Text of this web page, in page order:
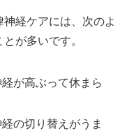
経ケアには、次のよ
が多いです。
が高ぶって休まら
の切り替えがうま